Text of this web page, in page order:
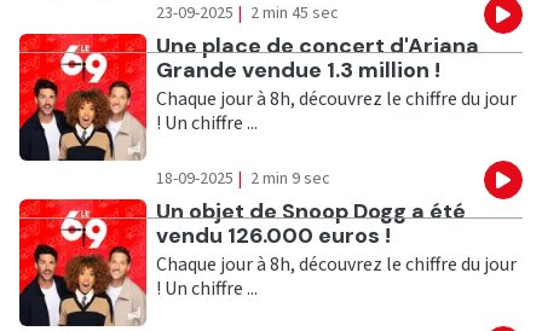
23-09-2025 | 2 min 45 sec
Ecouter
Une place de concert d'Ariana
Grande vendue 1.3 million !
Chaque jour à 8h, découvrez le chiffre du jour
! Un chiffre ...
18-09-2025 | 2 min 9 sec
Ecouter
Un objet de Snoop Dogg a été
vendu 126.000 euros !
Chaque jour à 8h, découvrez le chiffre du jour
! Un chiffre ...